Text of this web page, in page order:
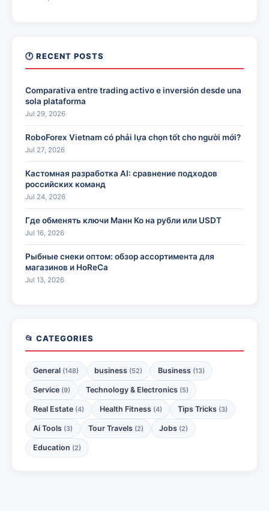
🕐 RECENT POSTS
Comparativa entre trading activo e inversión desde una
sola plataforma
Jul 29, 2026
RoboForex Vietnam có phải lựa chọn tốt cho người mới?
Jul 27, 2026
Кастомная разработка AI: сравнение подходов
российских команд
Jul 24, 2026
Где обменять ключи Манн Ко на рубли или USDT
Jul 16, 2026
Рыбные снеки оптом: обзор ассортимента для
магазинов и HoReCa
Jul 13, 2026
📂 CATEGORIES
General (148) business (52) Business (13)
Service (9) Technology & Electronics (5)
Real Estate (4) Health Fitness (4) Tips Tricks (3)
Ai Tools (3) Tour Travels (2) Jobs (2)
Education (2)